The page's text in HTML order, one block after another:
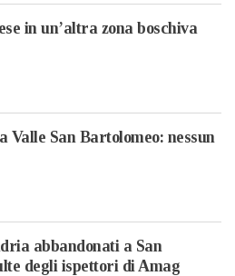
in un’altra zona boschiva
Valle San Bartolomeo: nessun
abbandonati a San
degli ispettori di Amag